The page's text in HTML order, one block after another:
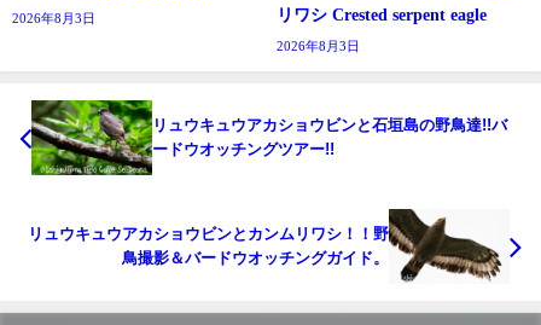
2026年8月3日
リワシ Crested serpent eagle
2026年8月3日
リュウキュウアカショウビンと石垣島の野鳥達!!バ
ードウオッチングツアー!!
リュウキュウアカショウビンとカンムリワシ！！野
鳥撮影＆バードウオッチングガイド。